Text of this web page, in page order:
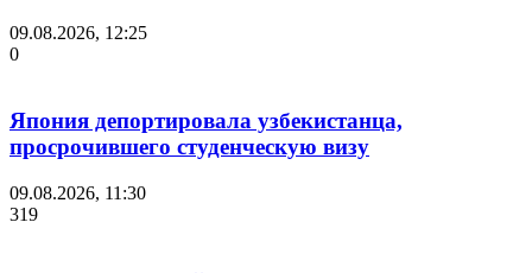
09.08.2026, 12:25
0
Япония депортировала узбекистанца,
просрочившего студенческую визу
09.08.2026, 11:30
319